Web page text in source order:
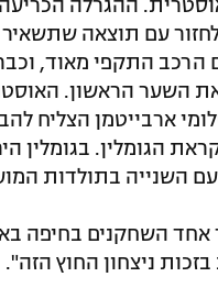
ההגרלה
עם תוצאה שתשאיר
הרכב התקפי מאוד,
השער הראשון.
ארבייטמן הצליח
הגומלין. בגומלין
השנייה בתולדות
השחקנים בחיפה
ניצחון החוץ הזה".